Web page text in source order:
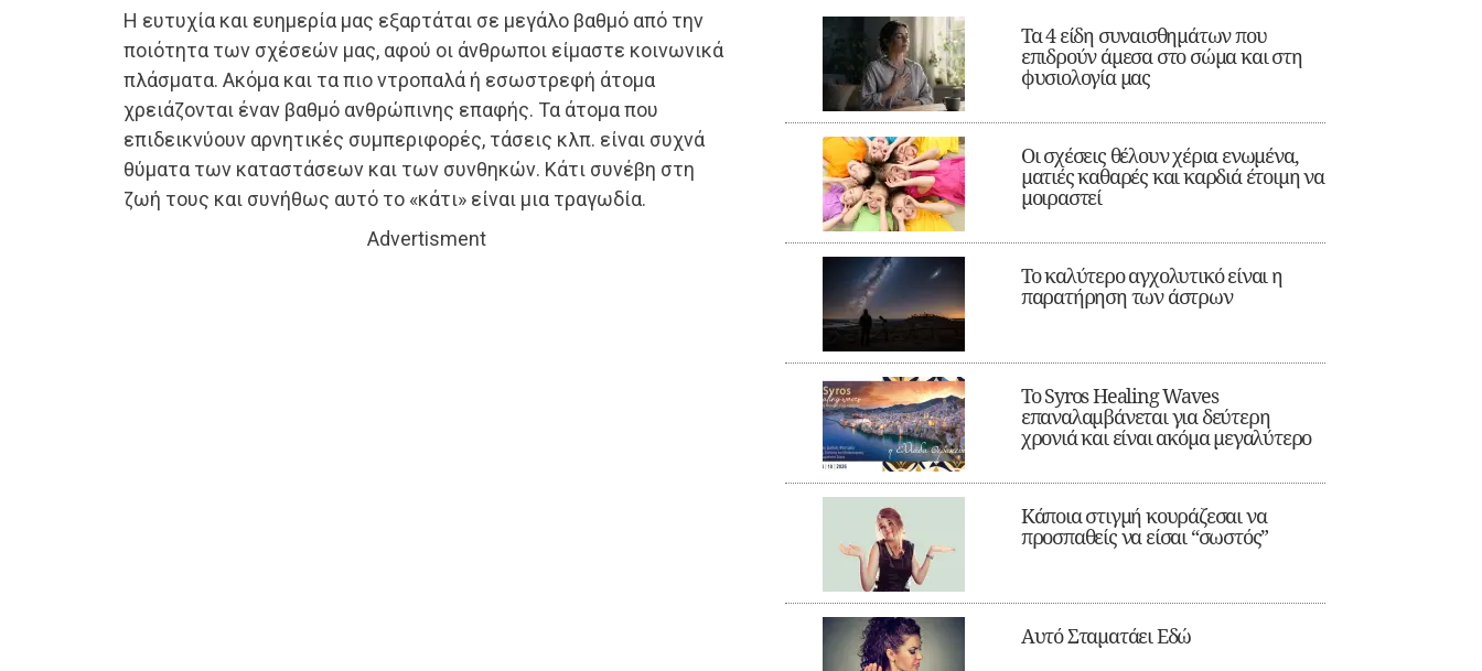
Η ευτυχία και ευημερία μας εξαρτάται σε μεγάλο βαθμό από την
ποιότητα των σχέσεών μας, αφού οι άνθρωποι είμαστε κοινωνικά
πλάσματα. Ακόμα και τα πιο ντροπαλά ή εσωστρεφή άτομα
χρειάζονται έναν βαθμό ανθρώπινης επαφής. Τα άτομα που
επιδεικνύουν αρνητικές συμπεριφορές, τάσεις κλπ. είναι συχνά
θύματα των καταστάσεων και των συνθηκών. Κάτι συνέβη στη
ζωή τους και συνήθως αυτό το «κάτι» είναι μια τραγωδία.
Advertisment
Τα 4 είδη συναισθημάτων που
επιδρούν άμεσα στο σώμα και στη
φυσιολογία μας
Οι σχέσεις θέλουν χέρια ενωμένα,
ματιές καθαρές και καρδιά έτοιμη να
μοιραστεί
Το καλύτερο αγχολυτικό είναι η
παρατήρηση των άστρων
Το Syros Healing Waves
επαναλαμβάνεται για δεύτερη
χρονιά και είναι ακόμα μεγαλύτερο
Κάποια στιγμή κουράζεσαι να
προσπαθείς να είσαι “σωστός”
Αυτό Σταματάει Εδώ